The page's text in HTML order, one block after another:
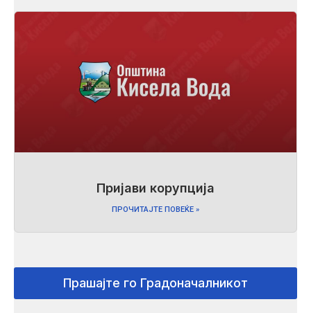
Пријави корупција
ПРОЧИТАЈТЕ ПОВЕЌЕ »
Прашајте го Градоначалникот